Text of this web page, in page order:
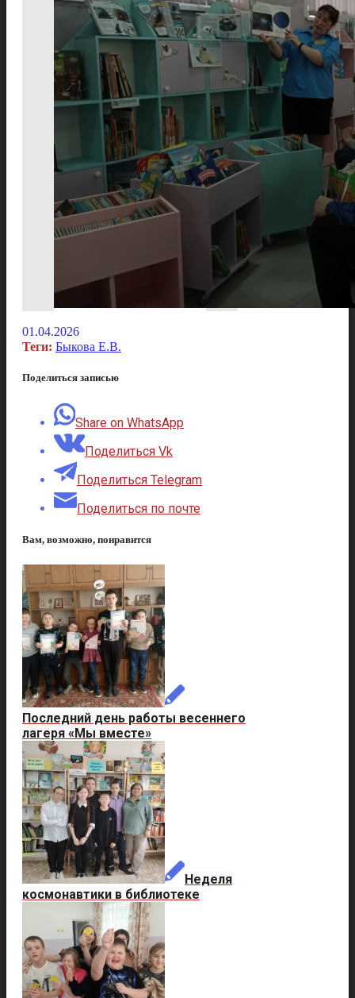
01.04.2026
Теги: Быкова Е.В.
Поделиться записью
Share on WhatsApp
Поделиться Vk
Поделиться Telegram
Поделиться по почте
Вам, возможно, понравится
Последний день работы весеннего
лагеря «Мы вместе»
Неделя
космонавтики в библиотеке